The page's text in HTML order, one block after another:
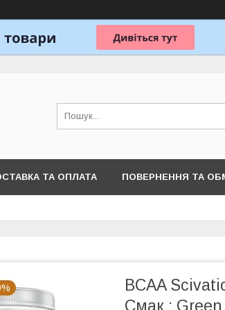
ТА ОПЛАТА ПОВЕРНЕННЯ ТА
BCAA
Смак : Green